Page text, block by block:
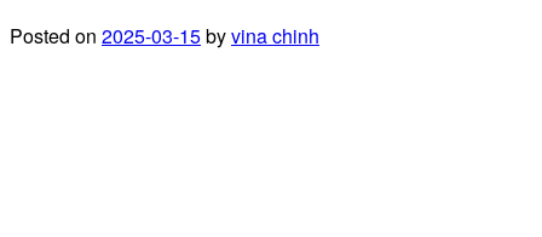
Posted on 2025-03-15byvina chinh